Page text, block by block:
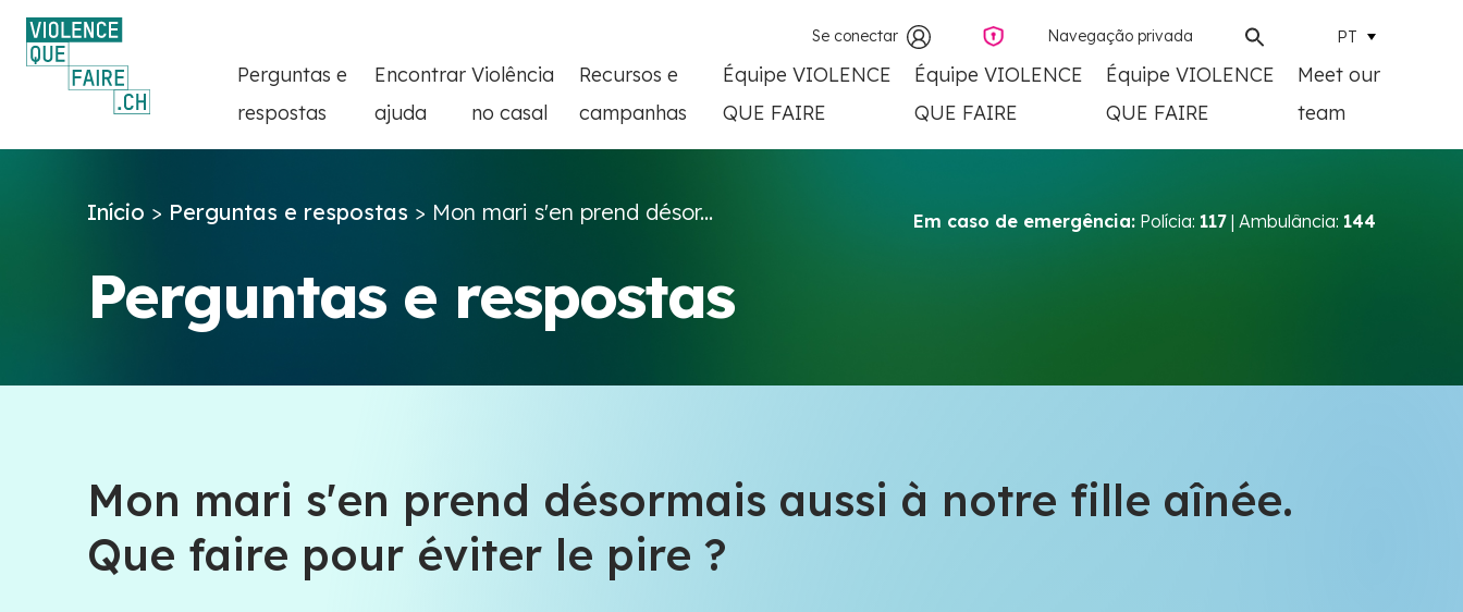
Se conectar Navegação privada PT
Perguntas e
respostas
Encontrar
ajuda
Violência
no casal
Recursos e
campanhas
Équipe VIOLENCE
QUE FAIRE
Équipe VIOLENCE
QUE FAIRE
Équipe VIOLENCE
QUE FAIRE
Meet our
team
Início > Perguntas e respostas > Mon mari s'en prend désor... Em caso de emergência: Polícia: 117 | Ambulância: 144
Perguntas e respostas
Mon mari s'en prend désormais aussi à notre fille aînée.
Que faire pour éviter le pire ?